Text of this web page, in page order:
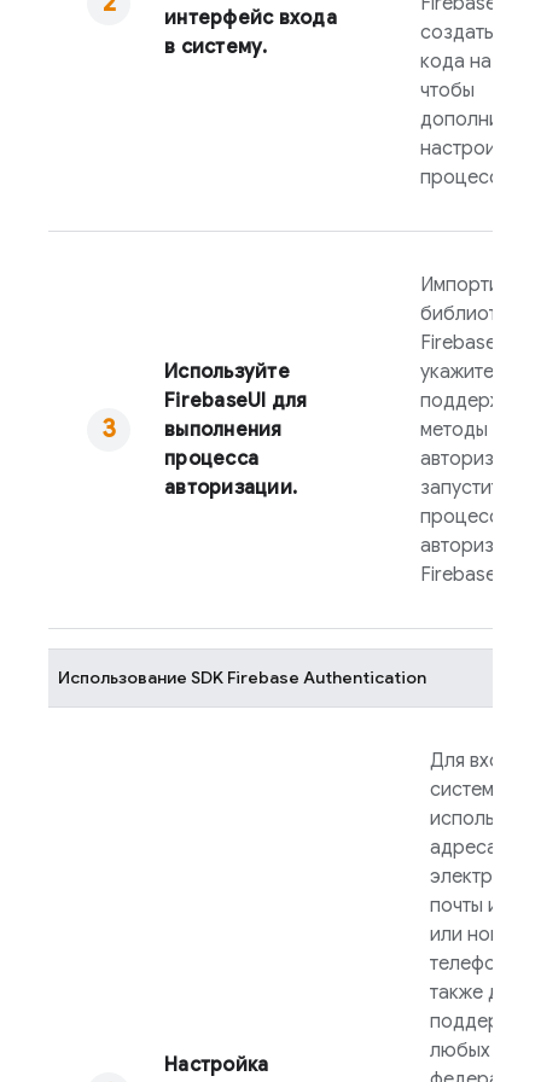
интерфейс входа
в систему.
создать
кода на
чтобы
настроить
процесс
Используйте
FirebaseUI для
выполнения
процесса
авторизации.
библиотеку
FirebaseUI
укажите
методы
запустите
процесс
авторизации
FirebaseUI
Использование SDK Firebase Authentication
Настройка
Для входа в
систему с
адреса
почты и
или номера
телефона, а
также для
поддержки
любых